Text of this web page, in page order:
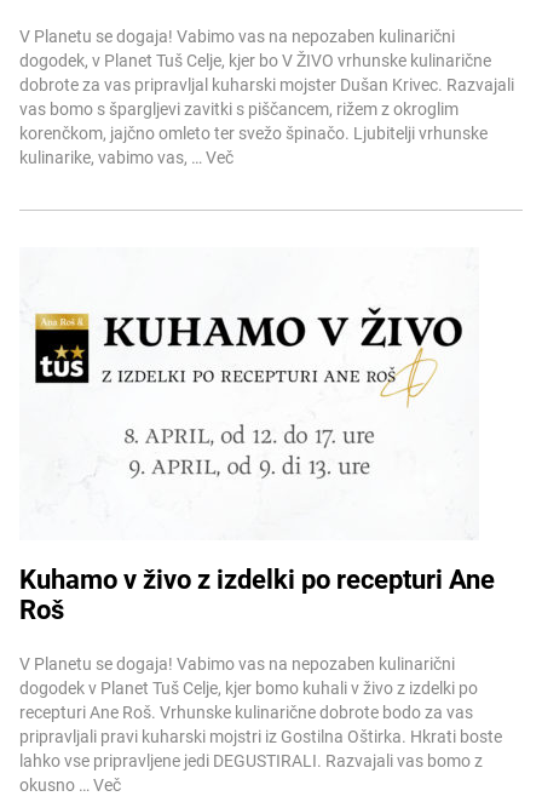
V Planetu se dogaja! Vabimo vas na nepozaben kulinarični
dogodek, v Planet Tuš Celje, kjer bo V ŽIVO vrhunske kulinarične
dobrote za vas pripravljal kuharski mojster Dušan Krivec. Razvajali
vas bomo s špargljevi zavitki s piščancem, rižem z okroglim
korenčkom, jajčno omleto ter svežo špinačo. Ljubitelji vrhunske
kulinarike, vabimo vas, … Več
Kuhamo v živo z izdelki po recepturi Ane
Roš
V Planetu se dogaja! Vabimo vas na nepozaben kulinarični
dogodek v Planet Tuš Celje, kjer bomo kuhali v živo z izdelki po
recepturi Ane Roš. Vrhunske kulinarične dobrote bodo za vas
pripravljali pravi kuharski mojstri iz Gostilna Oštirka. Hkrati boste
lahko vse pripravljene jedi DEGUSTIRALI. Razvajali vas bomo z
okusno … Več